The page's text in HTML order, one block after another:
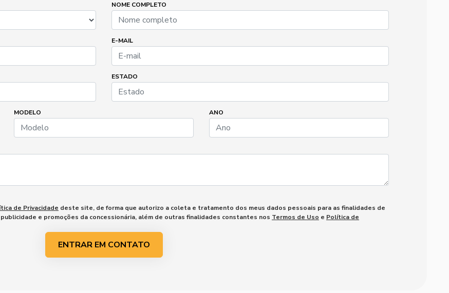
NOME COMPLETO
E-MAIL
ESTADO
MODELO ANO
de Privacidade deste site, de forma que autorizo a coleta e tratamento dos meus dados pessoais para as finalidades de
e promoções da concessionária, além de outras finalidades constantes nos Termos de Uso e Política de
ENTRAR EM CONTATO